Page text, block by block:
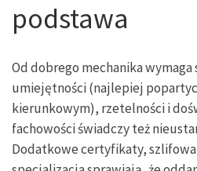
podstawa
Od dobrego mechanika
umiejętności (najlepiej
kierunkowym), rzetelności i
fachowości świadczy też
Dodatkowe certyfikaty,